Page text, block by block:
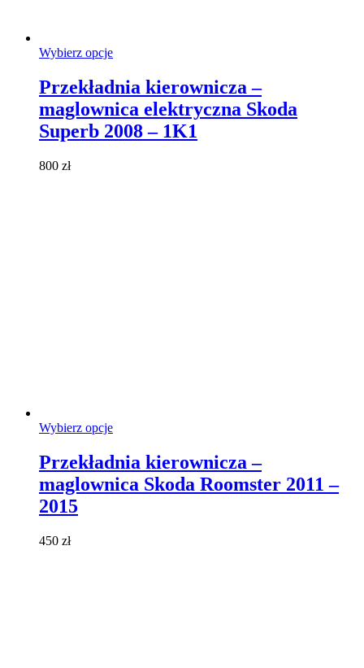
Wybierz opcjeTen
ma
wiele
wariantów.
Opcje
można
Przekładnia kierownicza –
maglownica elektryczna Skoda
Superb 2008 – 1K1
800 zł
Wybierz opcjeTen
ma
wiele
wariantów.
Przekładnia kierownicza –
maglownica Skoda Roomster 2011 –
2015
450 zł